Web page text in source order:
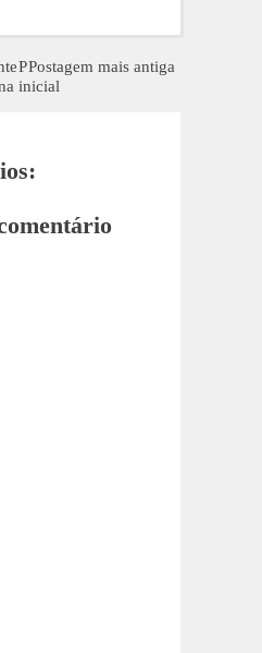
Postagem mais antiga
P
inicial